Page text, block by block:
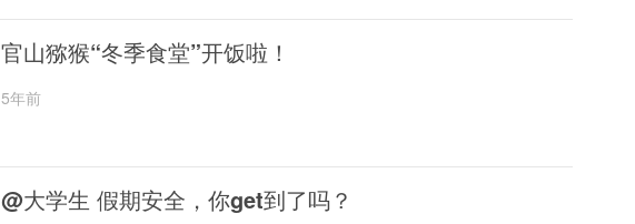
官山猕猴“冬季食堂”开饭啦！
5年前
@大学生 假期安全，你get到了吗？